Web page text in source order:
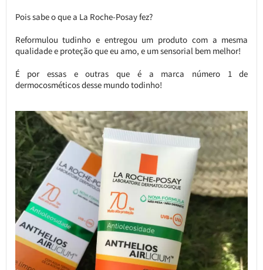
Pois sabe o que a La Roche-Posay fez?
Reformulou tudinho e entregou um produto com a mesma
qualidade e proteção que eu amo, e um sensorial bem melhor!
É por essas e outras que é a marca número 1 de
dermocosméticos desse mundo todinho!